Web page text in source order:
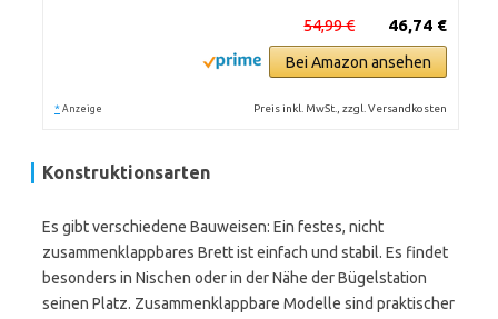
46,74 €
54,99 €
Bei Amazon ansehen
* Anzeige Preis inkl. MwSt., zzgl. Versandkosten
Konstruktionsarten
Es gibt verschiedene Bauweisen: Ein festes, nicht
zusammenklappbares Brett ist einfach und stabil. Es findet
besonders in Nischen oder in der Nähe der Bügelstation
seinen Platz. Zusammenklappbare Modelle sind praktischer